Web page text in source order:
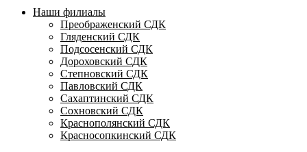
Наши филиалы
Преображенский СДК
Гляденский СДК
Подсосенский СДК
Дороховский СДК
Степновский СДК
Павловский СДК
Сахаптинский СДК
Сохновский СДК
Краснополянский СДК
Красносопкинский СДК